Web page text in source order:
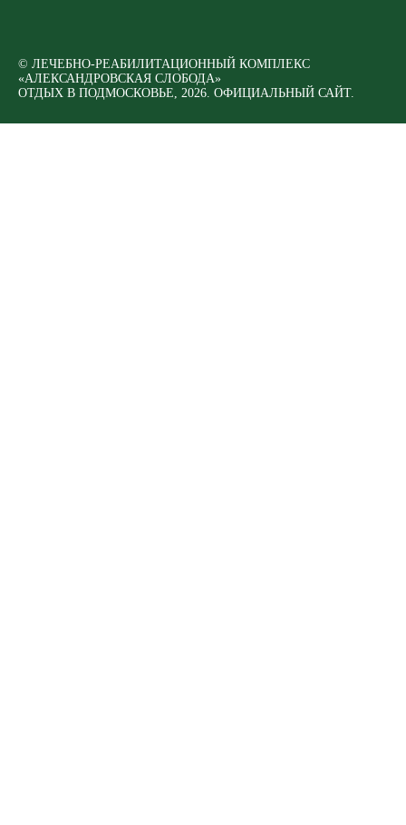
© ЛЕЧЕБНО-РЕАБИЛИТАЦИОННЫЙ КОМПЛЕКС
«АЛЕКСАНДРОВСКАЯ СЛОБОДА»
ОТДЫХ В ПОДМОСКОВЬЕ, 2026. ОФИЦИАЛЬНЫЙ САЙТ.